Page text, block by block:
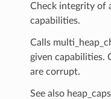
Check integrity of
capabilities.
Calls
given capabilities.
are corrupt.
See also